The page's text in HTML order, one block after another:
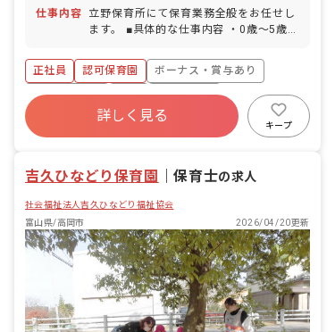
能） ■慶弔休暇 ■産前産後・育児休暇
（取得率・復帰率100％） ■介護・看護
遅刻・早退・欠勤などの相談も柔軟に対
応いたします。
料の駐車場と駐輪場を完備）
仕事内容
立野保育所にて保育業務全般をお任せし
ます。 ■具体的な仕事内容 ・0歳～5歳児
の作成 ・保護者対応
正社員 認可保育園
ボーナス・賞与あり
社会保険完備
有給
退職金制度
昇給昇進あり
産休育休制度
詳しく見る
キープ
吉久ひなどり保育園 ｜保育士の求人
社会福祉法人吉久ひなどり福祉協会
富山県/高岡市
2026/04/20更新